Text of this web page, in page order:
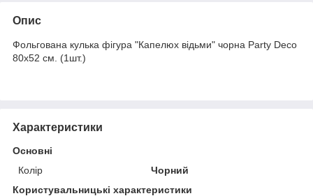
Опис
Фольгована кулька фігура "Капелюх відьми" чорна Party Deco
80х52 см. (1шт.)
Характеристики
Основні
Колір
Чорний
Користувальницькі характеристики